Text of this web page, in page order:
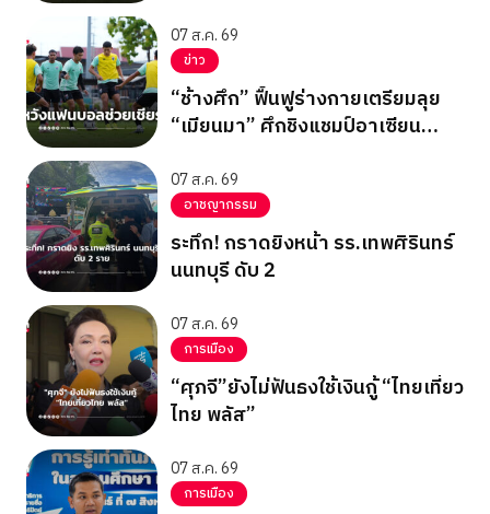
07 ส.ค. 69
ข่าว
“ช้างศึก” ฟื้นฟูร่างกายเตรียมลุย
“เมียนมา” ศึกชิงแชมป์อาเซียน
สุดท้าย
07 ส.ค. 69
อาชญากรรม
ระทึก! กราดยิงหน้า รร.เทพศิรินทร์
นนทบุรี ดับ 2
07 ส.ค. 69
การเมือง
“ศุภจี”ยังไม่ฟันธงใช้เงินกู้ “ไทยเที่ยว
ไทย พลัส”
07 ส.ค. 69
การเมือง